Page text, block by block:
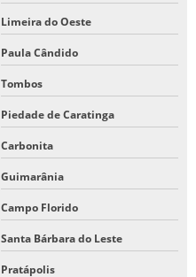
Limeira do Oeste
Paula Cândido
Tombos
Piedade de Caratinga
Carbonita
Guimarânia
Campo Florido
Santa Bárbara do Leste
Pratápolis